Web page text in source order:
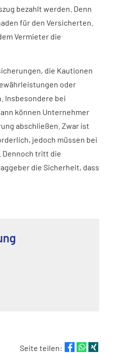
bezahlt werden. Denn
für den Versicherten.
Vermieter die
die Kautionen
oder
Insbesondere bei
können Unternehmer
abschließen. Zwar ist
jedoch müssen bei
Dennoch tritt die
die Sicherheit, dass
Seite teilen: